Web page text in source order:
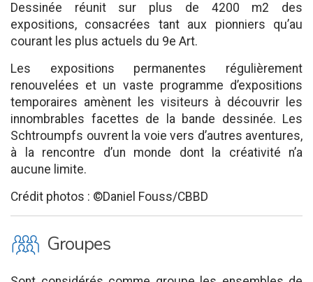
Dessinée réunit sur plus de 4200 m2 des
expositions, consacrées tant aux pionniers qu’au
courant les plus actuels du 9e Art.
Les expositions permanentes régulièrement
renouvelées et un vaste programme d’expositions
temporaires amènent les visiteurs à découvrir les
innombrables facettes de la bande dessinée. Les
Schtroumpfs ouvrent la voie vers d’autres aventures,
à la rencontre d’un monde dont la créativité n’a
aucune limite.
Crédit photos : ©Daniel Fouss/CBBD
O Groupes